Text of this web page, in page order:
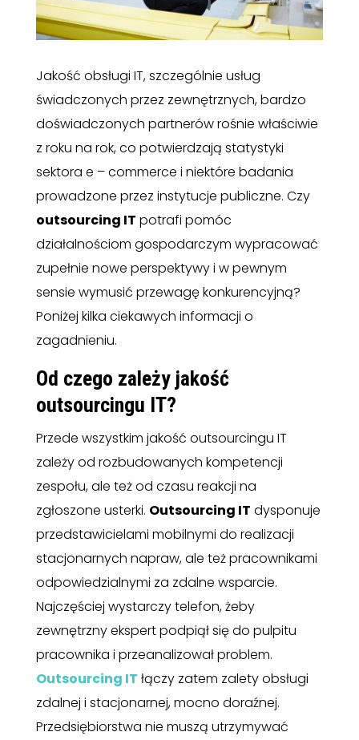
Jakość obsługi IT, szczególnie usług
świadczonych przez zewnętrznych, bardzo
doświadczonych partnerów rośnie właściwie
z roku na rok, co potwierdzają statystyki
sektora e – commerce i niektóre badania
prowadzone przez instytucje publiczne. Czy
outsourcing IT potrafi pomóc
działalnościom gospodarczym wypracować
zupełnie nowe perspektywy i w pewnym
sensie wymusić przewagę konkurencyjną?
Poniżej kilka ciekawych informacji o
zagadnieniu.
Od czego zależy jakość
outsourcingu IT?
Przede wszystkim jakość outsourcingu IT
zależy od rozbudowanych kompetencji
zespołu, ale też od czasu reakcji na
zgłoszone usterki. Outsourcing IT dysponuje
przedstawicielami mobilnymi do realizacji
stacjonarnych napraw, ale też pracownikami
odpowiedzialnymi za zdalne wsparcie.
Najczęściej wystarczy telefon, żeby
zewnętrzny ekspert podpiął się do pulpitu
pracownika i przeanalizował problem.
Outsourcing IT łączy zatem zalety obsługi
zdalnej i stacjonarnej, mocno doraźnej.
Przedsiębiorstwa nie muszą utrzymywać